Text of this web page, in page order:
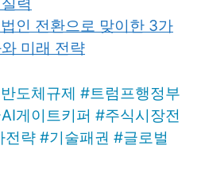
인 전환으로 맞이한 3가
미래 전략
도체규제 #트럼프행정부
게이트키퍼 #주식시장전
전략 #기술패권 #글로벌